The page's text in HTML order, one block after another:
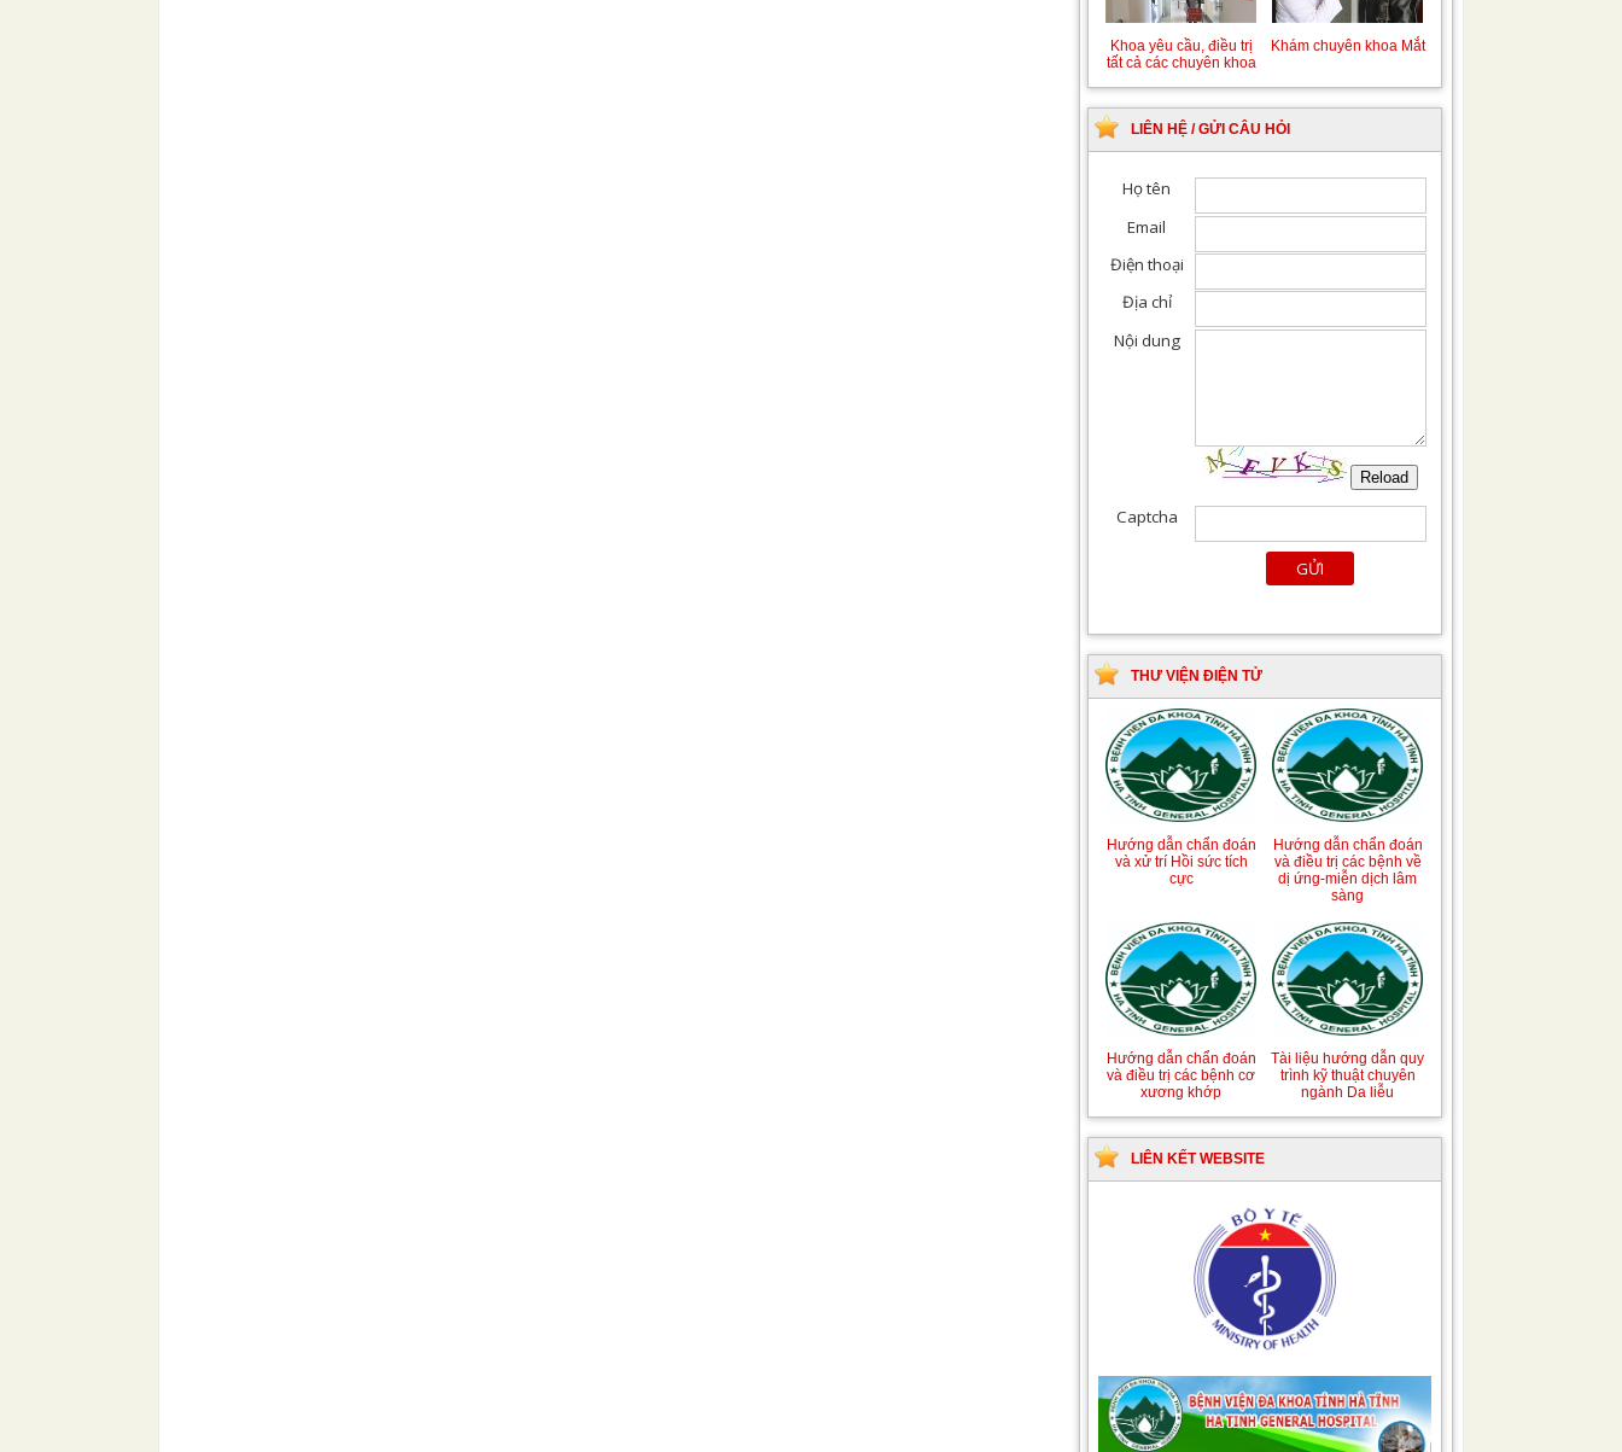
khoa Nhi
yêu cầu
Khoa yêu cầu, điều trị
tất cả các chuyên khoa
Khám Ngoại khoa
Đội ngũ hướng dẫn
LIÊN HỆ / GỬI CÂU HỎI
THƯ VIỆN ĐIỆN TỬ
Hướng dẫn chẩn đoán
và xử trí Hồi sức tích
cực
Tài liệu Hướng dẫn
phòng ngừa nhiễm
khuẩn vết mổ
Hướng dẫn chẩn đoán
và điều trị các bệnh về
dị ứng-miễn dịch lâm
sàng
Hướng dẫn chẩn đoán
và điều trị một số bệnh
truyền nhiễm
và điều trị các bệnh cơ
xương khớp
Hướng dẫn quy trình kỹ
thuật Chuyên khoa
Phẫu thuật Tiết niệu
trình kỹ thuật chuyên
ngành Da liễu
Hướng dẫn Quy trình
kỹ thuật Nhi khoa
LIÊN KẾT WEBSITE